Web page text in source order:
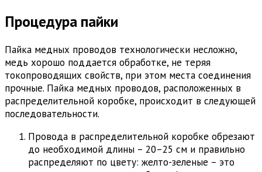
Процедура пайки
Пайка медных проводов технологически несложно,
медь хорошо поддается обработке, не теряя
токопроводящих свойств, при этом места соединения
прочные. Пайка медных проводов, расположенных в
распределительной коробке, происходит в следующей
последовательности.
Провода в распределительной коробке обрезают
до необходимой длины – 20–25 см и правильно
распределяют по цвету: желто-зеленые – это